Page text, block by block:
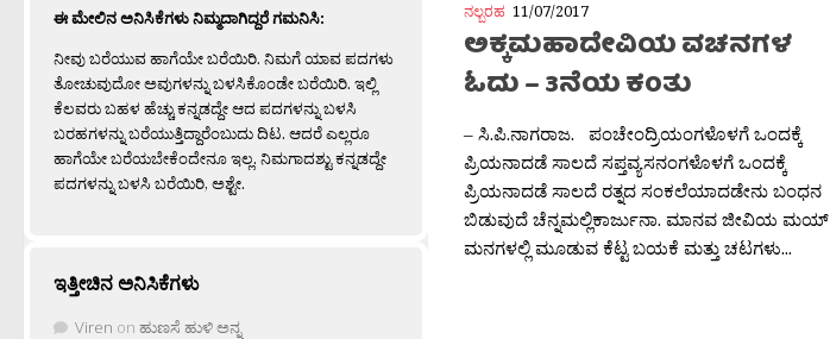
ನಲ್ಬರಹ 11/07/2017
ಅಕ್ಕಮಹಾದೇವಿಯ ವಚನಗಳ
ಓದು – 3ನೆಯ ಕಂತು
– ಸಿ.ಪಿ.ನಾಗರಾಜ. ಪಂಚೇಂದ್ರಿಯಂಗಳೊಳಗೆ ಒಂದಕ್ಕೆ
ಪ್ರಿಯನಾದಡೆ ಸಾಲದೆ ಸಪ್ತವ್ಯಸನಂಗಳೊಳಗೆ ಒಂದಕ್ಕೆ
ಪ್ರಿಯನಾದಡೆ ಸಾಲದೆ ರತ್ನದ ಸಂಕಲೆಯಾದಡೇನು ಬಂಧನ
ಬಿಡುವುದೆ ಚೆನ್ನಮಲ್ಲಿಕಾರ್ಜುನಾ. ಮಾನವ ಜೀವಿಯ ಮಯ್
ಮನಗಳಲ್ಲಿ ಮೂಡುವ ಕೆಟ್ಟ ಬಯಕೆ ಮತ್ತು ಚಟಗಳು...
ಈ ಮೇಲಿನ ಅನಿಸಿಕೆಗಳು ನಿಮ್ಮದಾಗಿದ್ದರೆ ಗಮನಿಸಿ:
ನೀವು ಬರೆಯುವ ಹಾಗೆಯೇ ಬರೆಯಿರಿ. ನಿಮಗೆ ಯಾವ ಪದಗಳು
ತೋಚುವುದೋ ಅವುಗಳನ್ನು ಬಳಸಿಕೊಂಡೇ ಬರೆಯಿರಿ. ಇಲ್ಲಿ
ಕೆಲವರು ಬಹಳ ಹೆಚ್ಚು ಕನ್ನಡದ್ದೇ ಆದ ಪದಗಳನ್ನು ಬಳಸಿ
ಬರಹಗಳನ್ನು ಬರೆಯುತ್ತಿದ್ದಾರೆಂಬುದು ದಿಟ. ಆದರೆ ಎಲ್ಲರೂ
ಹಾಗೆಯೇ ಬರೆಯಬೇಕೆಂದೇನೂ ಇಲ್ಲ. ನಿಮಗಾದಶ್ಟು ಕನ್ನಡದ್ದೇ
ಪದಗಳನ್ನು ಬಳಸಿ ಬರೆಯಿರಿ, ಅಶ್ಟೇ.
ಇತ್ತೀಚಿನ ಅನಿಸಿಕೆಗಳು
Viren on ಹುಣಸೆ ಹುಳಿ ಅನ್ನ